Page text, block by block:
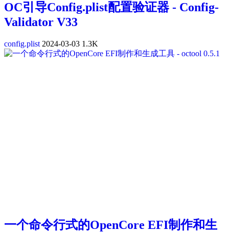
OC引导Config.plist配置验证器 - Config-
Validator V33
config.plist 2024-03-03 1.3K
一个命令行式的OpenCore EFI制作和生